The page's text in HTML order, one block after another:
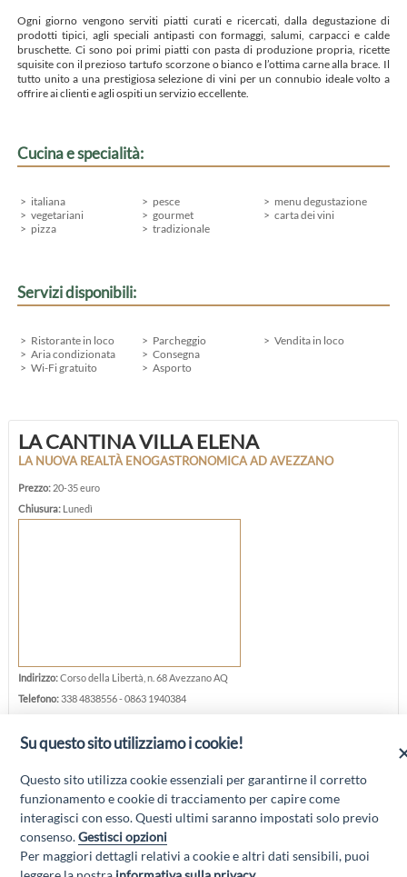
Ogni giorno vengono serviti piatti curati e ricercati, dalla degustazione di
prodotti tipici, agli speciali antipasti con formaggi, salumi, carpacci e calde
bruschette. Ci sono poi primi piatti con pasta di produzione propria, ricette
squisite con il prezioso tartufo scorzone o bianco e l’ottima carne alla brace. Il
tutto unito a una prestigiosa selezione di vini per un connubio ideale volto a
offrire ai clienti e agli ospiti un servizio eccellente.
Cucina e specialità:
italiana
vegetariani
pizza
pesce
gourmet
tradizionale
menu degustazione
carta dei vini
Servizi disponibili:
Ristorante in loco
Aria condizionata
Wi-Fi gratuito
Parcheggio
Consegna
Asporto
Vendita in loco
LA CANTINA VILLA ELENA
LA NUOVA REALTÀ ENOGASTRONOMICA AD AVEZZANO
Prezzo: 20-35 euro
Chiusura: Lunedì
Indirizzo:Corso della Libertà, n. 68 Avezzano AQ
Telefono:338 4838556 - 0863 1940384
Sito web:lacantinavillaelena.it
“Attività cofinanziate dal PSR 2014/2020 Abruzzo - mis. 19 PSL La Terra dei
Su questo sito utilizziamo i cookie!
Questo sito utilizza cookie essenziali per garantirne il corretto
funzionamento e cookie di tracciamento per capire come
interagisci con esso. Questi ultimi saranno impostati solo previo
consenso.Gestisci opzioni
Per maggiori dettagli relativi a cookie e altri dati sensibili, puoi